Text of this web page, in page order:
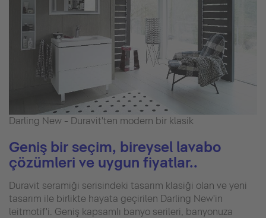
Darling New - Duravit'ten modern bir klasik
Geniş bir seçim, bireysel lavabo
çözümleri ve uygun fiyatlar..
Duravit seramiği serisindeki tasarım klasiği olan ve yeni
tasarım ile birlikte hayata geçirilen Darling New'in
leitmotif'i. Geniş kapsamlı banyo serileri, banyonuza